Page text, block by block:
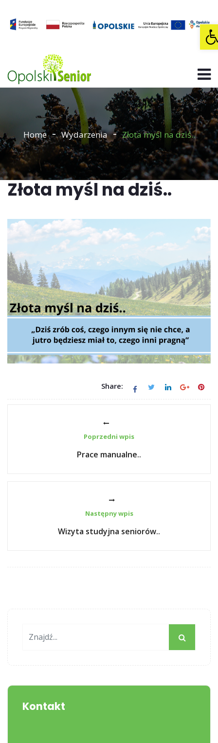
Home Wydarzenia Złota myśl na dziś..
Złota myśl na dziś..
Share:
Poprzedni wpis
Prace manualne..
Następny wpis
Wizyta studyjna seniorów..
Kontakt